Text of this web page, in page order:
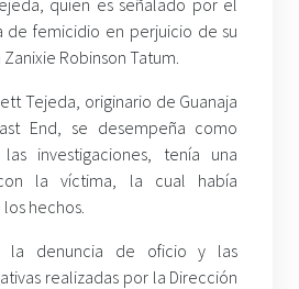
femicidio en perjuicio de su
Robinson Tatum.
Tejeda, originario de Guanaja
End, se desempeña como
investigaciones, tenía una
la víctima, la cual había
hechos.
la denuncia de oficio y las
realizadas por la Dirección